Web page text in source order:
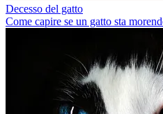
Decesso del gatto
Come capire se un gatto sta